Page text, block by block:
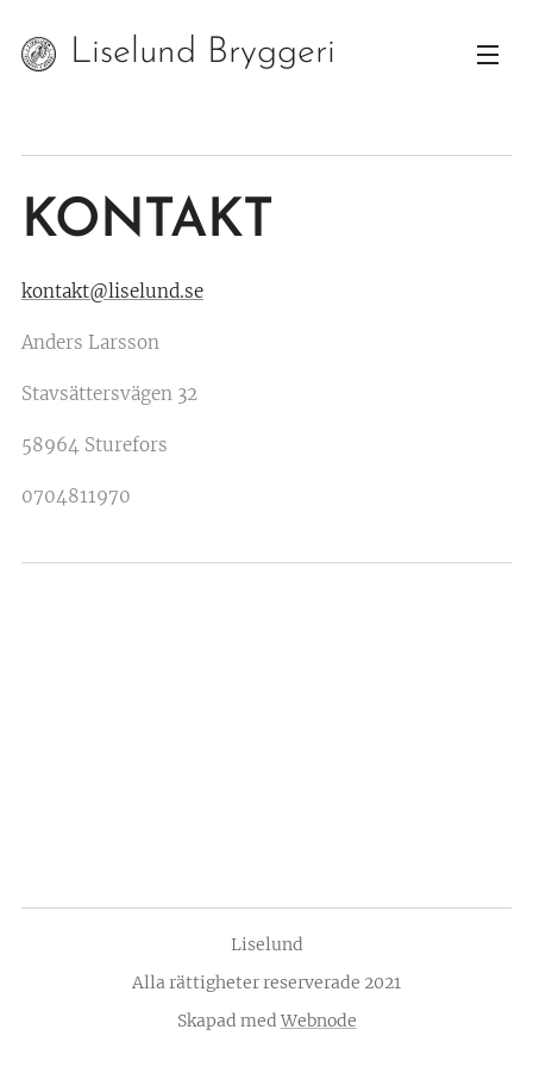
Liselund Bryggeri
KONTAKT
kontakt@liselund.se
Anders Larsson
Stavsättersvägen 32
58964 Sturefors
0704811970
Liselund
Alla rättigheter reserverade 2021
Skapad medWebnode